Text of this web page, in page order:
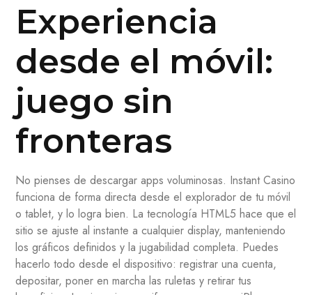
Experiencia
desde el móvil:
juego sin
fronteras
No pienses de descargar apps voluminosas. Instant Casino
funciona de forma directa desde el explorador de tu móvil
o tablet, y lo logra bien. La tecnología HTML5 hace que el
sitio se ajuste al instante a cualquier display, manteniendo
los gráficos definidos y la jugabilidad completa. Puedes
hacerlo todo desde el dispositivo: registrar una cuenta,
depositar, poner en marcha las ruletas y retirar tus